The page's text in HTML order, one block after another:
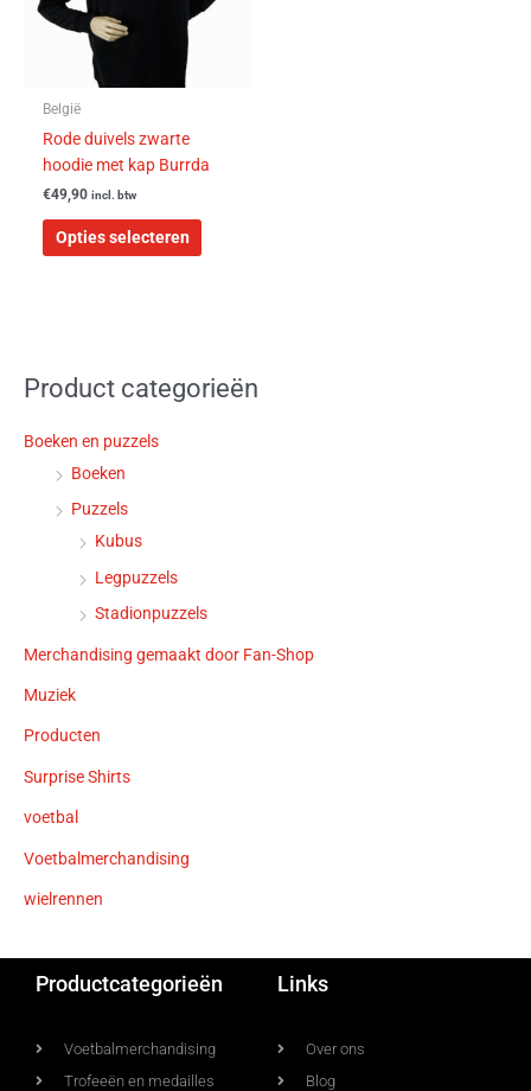
België
Rode duivels zwarte
hoodie met kap Burrda
€49,90 incl. btw
Opties selecteren
Product categorieën
Boeken en puzzels
Boeken
Puzzels
Kubus
Legpuzzels
Stadionpuzzels
Merchandising gemaakt door Fan-Shop
Muziek
Producten
Surprise Shirts
voetbal
Voetbalmerchandising
wielrennen
Productcategorieën
Voetbalmerchandising
Trofeeën en medailles
Links
Over ons
Blog